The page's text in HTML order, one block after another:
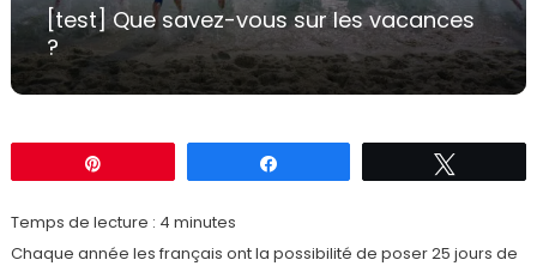
[test] Que savez-vous sur les vacances
?
Temps de lecture : 4 minutes
Chaque année les français ont la possibilité de poser 25 jours de